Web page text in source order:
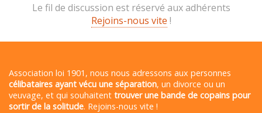
Le fil de discussion est réservé aux adhérents
Rejoins-nous vite !
Association loi 1901, nous nous adressons aux personnes
célibataires ayant vécu une séparation, un divorce ou un
veuvage, et qui souhaitent trouver une bande de copains pour
sortir de la solitude. Rejoins-nous vite !